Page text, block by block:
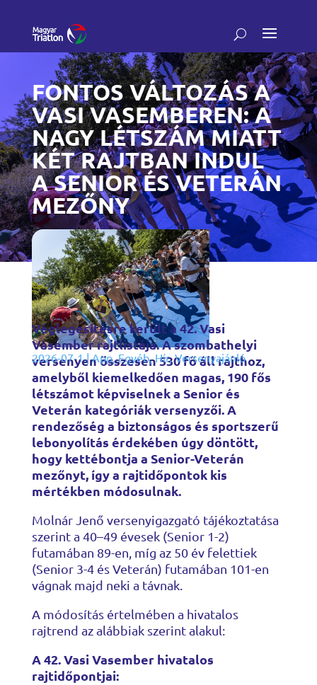
FONTOS VÁLTOZÁS A
VASI VASEMBEREN: A
NAGY LÉTSZÁM MIATT
KÉT RAJTBAN INDUL
A SENIOR ÉS VETERÁN
MEZŐNY
2026-07-1|App,Egyéb,Hír,Versenyajánló
Véglegesítésre került a 42. Vasi
Vasember rajtlistája. A szombathelyi
versenyen összesen 530 fő áll rajthoz,
amelyből kiemelkedően magas, 190 fős
létszámot képviselnek a Senior és
Veterán kategóriák versenyzői. A
rendezőség a biztonságos és sportszerű
lebonyolítás érdekében úgy döntött,
hogy kettébontja a Senior-Veterán
mezőnyt, így a rajtidőpontok kis
mértékben módosulnak.
Molnár Jenő versenyigazgató tájékoztatása
szerint a 40–49 évesek (Senior 1-2)
futamában 89-en, míg az 50 év felettiek
(Senior 3-4 és Veterán) futamában 101-en
vágnak majd neki a távnak.
A módosítás értelmében a hivatalos
rajtrend az alábbiak szerint alakul:
A 42. Vasi Vasember hivatalos
rajtidőpontjai: